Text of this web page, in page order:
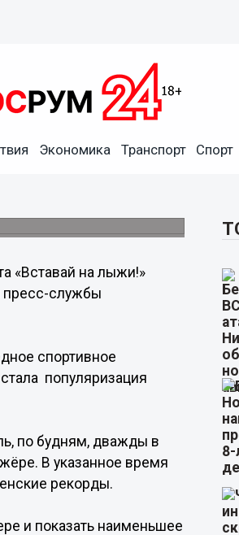
Экономика Транспорт Спорт
NN-
«Вставай на лыжи!»
пресс-службы
спортивное
популяризация
по будням, дважды в
В указанное время
рекорды.
и показать наименьшее